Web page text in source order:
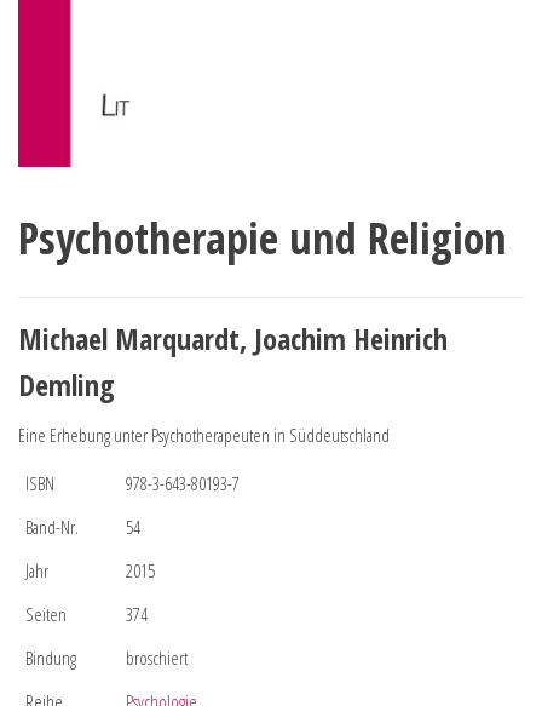
Psychotherapie und Religion
Michael Marquardt, Joachim Heinrich
Demling
Eine Erhebung unter Psychotherapeuten in Süddeutschland
ISBN
978-3-643-80193-7
Band-Nr.
54
Jahr
2015
Seiten
374
Bindung
broschiert
Reihe
Psychologie